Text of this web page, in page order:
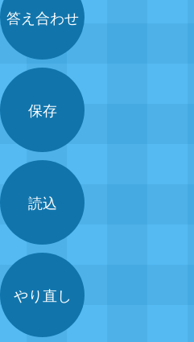
答え合わせ
保存
読込
やり直し